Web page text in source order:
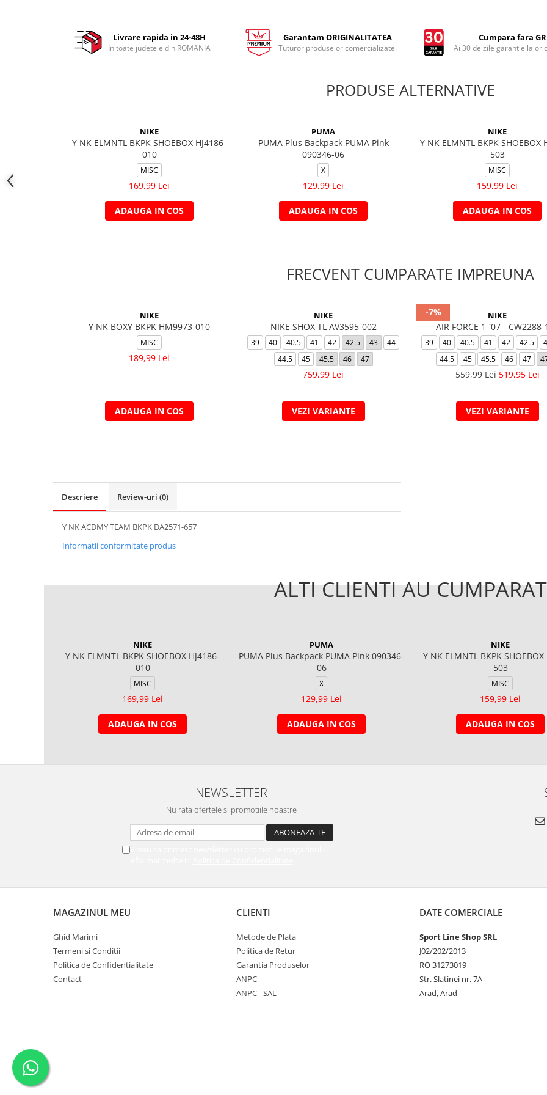
Livrare rapida in 24-48H
In toate judetele din ROMANIA
Garantam ORIGINALITATEA
Tuturor produselor comercializate.
Cumpara fara
Ai 30 de zile garantie la
PRODUSE ALTERNATIVE
NIKE
Y NK ELMNTL BKPK SHOEBOX HJ4186-
010
MISC
169,99 Lei
ADAUGA IN COS
PUMA
PUMA Plus Backpack PUMA Pink
090346-06
X
129,99 Lei
ADAUGA IN COS
NIKE
Y NK ELMNTL BKPK SHOEBOX
503
MISC
159,99 Lei
ADAUGA IN COS
FRECVENT CUMPARATE IMPREUNA
NIKE
Y NK BOXY BKPK HM9973-010
MISC
189,99 Lei
ADAUGA IN COS
NIKE
NIKE SHOX TL AV3595-002
39 40 40.5 41 42 42.5 43
44
44.5
45 45.5 46 47
759,99 Lei
VEZI VARIANTE
-7% NIKE
AIR FORCE 1 `07 -
39 40 40.5 41 42 42.5
44.5
45 45.5 46 47
559,99 Lei519,95 Lei
VEZI VARIANTE
Descriere Review-uri (0)
Y NK ACDMY TEAM BKPK DA2571-657
Informatii conformitate produs
ALTI CLIENTI AU CUMPARAT
NIKE
Y NK ELMNTL BKPK SHOEBOX HJ4186-
010
MISC
169,99 Lei
ADAUGA IN COS
PUMA
PUMA Plus Backpack PUMA Pink 090346-
06
X
129,99 Lei
ADAUGA IN COS
NIKE
Y NK ELMNTL BKPK SHOEBOX
503
MISC
159,99 Lei
ADAUGA IN COS
NEWSLETTER
Nu rata ofertele si promotiile noastre
Vreau sa primesc newsletter cu promotiile magazinului.
MAGAZINUL MEU
Ghid Marimi
Termeni si Conditii
Politica de Confidentialitate
Contact
CLIENTI
Metode de Plata
Politica de Retur
Garantia Produselor
ANPC
ANPC - SAL
DATE COMERCIALE
Sport Line Shop SRL
J02/202/2013
RO 31273019
Str. Slatinei nr. 7A
Arad, Arad